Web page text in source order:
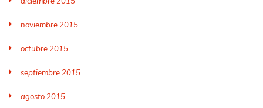
noviembre 2015
octubre 2015
septiembre 2015
agosto 2015